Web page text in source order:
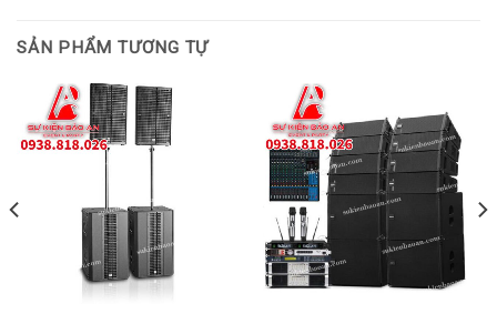
SẢN PHẨM TƯƠNG TỰ